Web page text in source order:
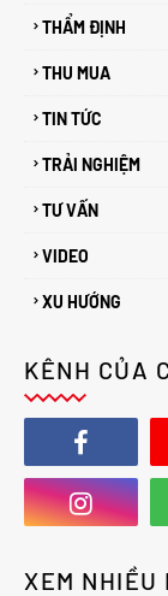
THẨM ĐỊNH
THU MUA
TIN TỨC
TRẢI NGHIỆM
TƯ VẤN
VIDEO
XU HƯỚNG
KÊNH CỦA
XEM NHIỀU